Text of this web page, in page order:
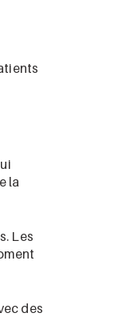
la
Les
des